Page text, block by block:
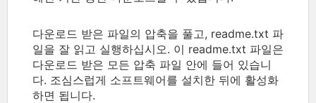
다운로드 받은 파일의 압축을 풀고, readme.txt 파
일을 잘 읽고 실행하십시오. 이 readme.txt 파일은
다운로드 받은 모든 압축 파일 안에 들어 있습니
다. 조심스럽게 소프트웨어를 설치한 뒤에 활성화
하면 됩니다.